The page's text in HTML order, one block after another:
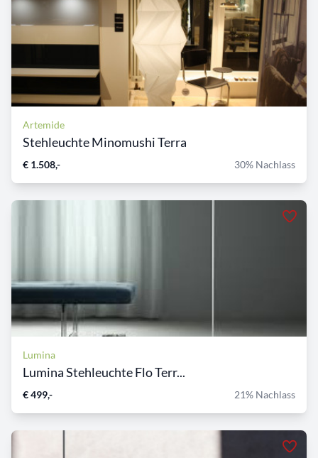
Artemide
Stehleuchte Minomushi Terra
€ 1.508,- 30% Nachlass
Lumina
Lumina Stehleuchte Flo Terr...
€ 499,- 21% Nachlass